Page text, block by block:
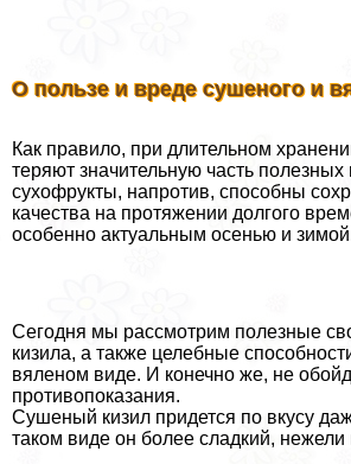
О пользе и вреде сушеного и
Как правило, при длительном
теряют значительную часть
сухофрукты, напротив, способны
качества на протяжении долгого
особенно актуальным осенью и
Сегодня мы рассмотрим полезные
кизила, а также целебные
вяленом виде. И конечно же, не
противопоказания.
Сушеный кизил придется по вкусу
таком виде он более сладкий,